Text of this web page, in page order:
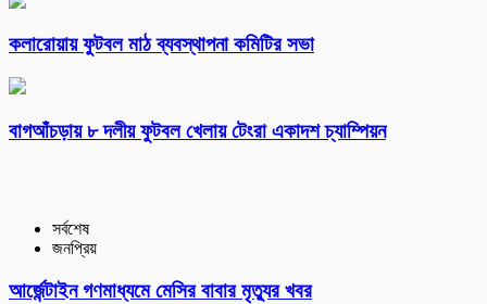
কলারোয়ায় ফুটবল মাঠ ব্যবস্থাপনা কমিটির সভা
বাগআঁচড়ায় ৮ দলীয় ফুটবল খেলায় টেংরা একাদশ চ্যাম্পিয়ন
সর্বশেষ
জনপ্রিয়
আর্জেন্টাইন গণমাধ্যমে মেসির বাবার মৃত্যুর খবর